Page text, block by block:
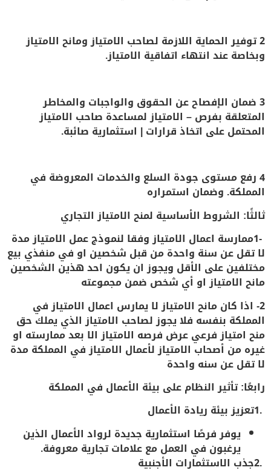
2توفير الحماية اللازمة لصاحب الامتياز ومانح الامتياز
وبخاصة عند انتهاء اتفاقية الامتياز.
3ضمان الإفصاح عن الحقوق والواجبات والمخاطر
المتعلقة بفرص – الامتياز لمساعدة صاحب الامتياز
المحتمل على اتخاذ قرارات | استثمارية صائبة.
4 رفع مستوى جودة السلع والخدمات المعروضة في
المملكة. وضمان استمراره
ثالثًا: الشروط الأساسية لمنح الامتياز التجاري
-1 ممارسة اعمال الامتياز وفقا لنموذج عمل الامتياز مدة
لا تقل عن سنة واحدة من قبل شخصين او في منفذي بيع
مختلفين على الأقل ويجوز ان يكون احد هذين الشخصين
مانح الامتياز او أي شخص ضمن مجموعته
2- اذا كان مانح الامتياز لا يمارس اعمال الامتياز في
المملكة بنفسه فلا يجوز لصاحب الامتياز الذي يملك حق
منح امتياز فرعي عرض فرصه الامتياز الا بعد ممارسته او
غيره من أصحاب الامتياز لأعمال الامتياز في المملكة مدة
لا تقل عن سنه واحدة
رابعًا: تأثير النظام على بيئة الأعمال في المملكة
.1 تعزيز بيئة ريادة الأعمال
يوفر فرصًا استثمارية جديدة لرواد الأعمال الذين
يرغبون في العمل مع علامات تجارية معروفة.
.2 جذب الاستثمارات الأجنبية